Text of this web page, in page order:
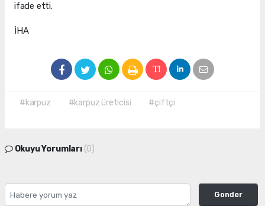
ifade etti.
İHA
#karpuz #karpuz üreticisi #çiftçi
Okuyu Yorumları (0)
Gonder